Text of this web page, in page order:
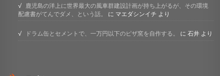
鹿児島の洋上に世界最大の風車群建設計画が持ち上がるが、その環境
配慮書がてんでダメ、という話。
に マエダシンイチ より
ドラム缶とセメントで、一万円以下のピザ窯を自作する。 に石井 より